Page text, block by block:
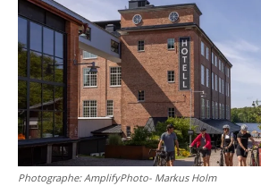
Photographe: AmplifyPhoto- Markus Holm